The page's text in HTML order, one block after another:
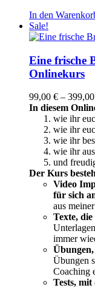
In den
Sale!
Eine frische
Onlinekurs
99,00 € – 399,00
In diesem
wie ihr
wie ihr
wie ihr
wie ihr
und
Der Kurs
Video
für sich
aus
Texte,
immer
Übungen
Coaching
Tests,